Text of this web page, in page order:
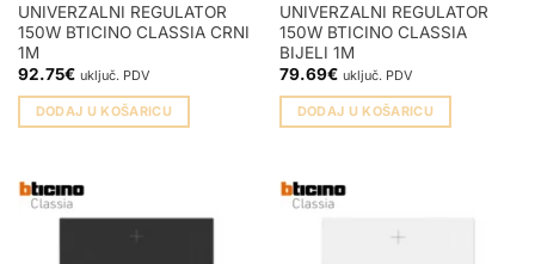
UNIVERZALNI REGULATOR
150W BTICINO CLASSIA CRNI
1M
92.75€ uključ. PDV
DODAJ U KOŠARICU
UNIVERZALNI REGULATOR
150W BTICINO CLASSIA
BIJELI 1M
79.69€ uključ. PDV
DODAJ U KOŠARICU